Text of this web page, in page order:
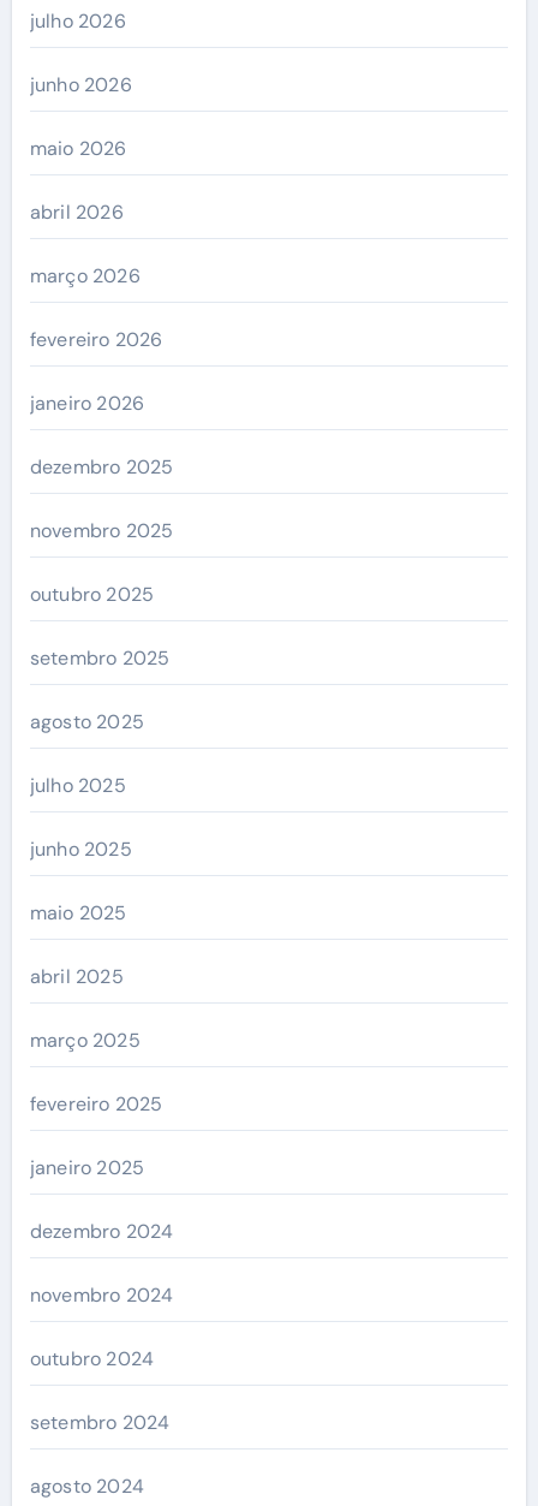
julho 2026
junho 2026
maio 2026
abril 2026
março 2026
fevereiro 2026
janeiro 2026
dezembro 2025
novembro 2025
outubro 2025
setembro 2025
agosto 2025
julho 2025
junho 2025
maio 2025
abril 2025
março 2025
fevereiro 2025
janeiro 2025
dezembro 2024
novembro 2024
outubro 2024
setembro 2024
agosto 2024